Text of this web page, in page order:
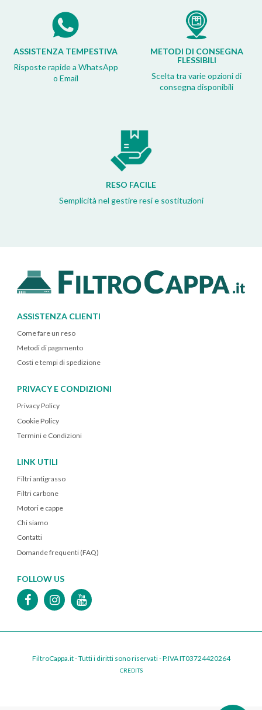
ASSISTENZA TEMPESTIVA
Risposte rapide a WhatsApp
o Email
METODI DI CONSEGNA
FLESSIBILI
Scelta tra varie opzioni di
consegna disponibili
RESO FACILE
Semplicità nel gestire resi e sostituzioni
ASSISTENZA CLIENTI
Come fare un reso
Metodi di pagamento
Costi e tempi di spedizione
PRIVACY E CONDIZIONI
Privacy Policy
Cookie Policy
Termini e Condizioni
LINK UTILI
Filtri antigrasso
Filtri carbone
Motori e cappe
Chi siamo
Contatti
Domande frequenti (FAQ)
FOLLOW US
FiltroCappa.it - Tutti i diritti sono riservati - P.IVA IT03724420264
CREDITS